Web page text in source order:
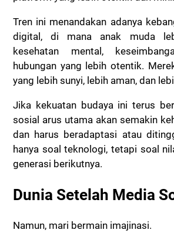
Tren ini menandakan adanya
digital, di mana anak muda
kesehatan mental,
hubungan yang lebih otentik.
yang lebih sunyi, lebih aman, dan
Jika kekuatan budaya ini terus
sosial arus utama akan semakin
dan harus beradaptasi atau
hanya soal teknologi, tetapi soal
generasi berikutnya.
Dunia Setelah Media
Namun, mari bermain imajinasi.